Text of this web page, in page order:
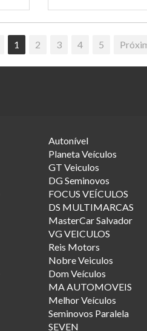
1 2 3 4 5
Autonível
Planeta Veículos
GT Veiculos
DG Seminovos
FOCUS VEÍCULOS
DS MULTIMARCAS
MasterCar Salvador
VG VEICULOS
Reis Motors
Nobre Veiculos
Dom Veículos
MA AUTOMOVEIS
Melhor Veículos
Seminovos Paralela
SEVEN